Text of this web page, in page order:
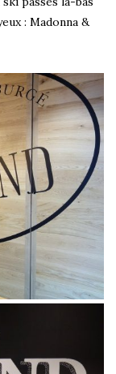
: Madonna &